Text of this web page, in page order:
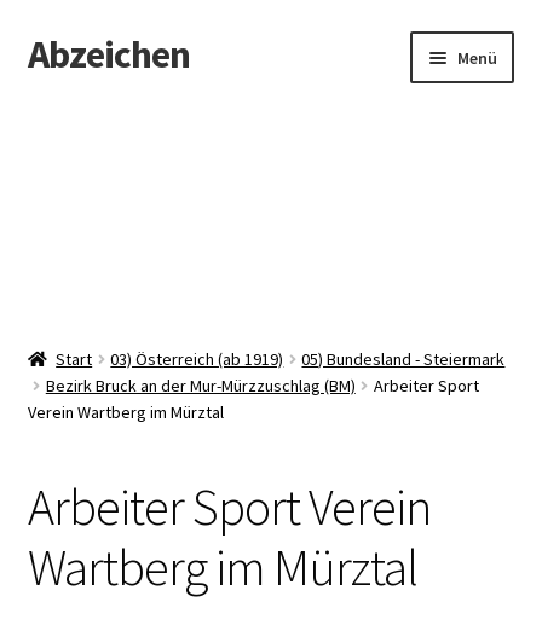
Zur
Navigation
Zum
Inhalt
Abzeichen Menü
Start 03) Österreich (ab 1919)
05) Bundesland - Steiermark
Bezirk Bruck an der Mur-Mürzzuschlag (BM)
Arbeiter Sport
Verein Wartberg im Mürztal
Arbeiter Sport Verein
Wartberg im Mürztal